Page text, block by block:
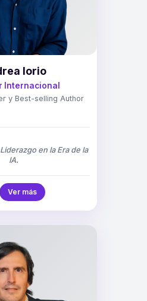
Iorio
Internacional
y Best-selling Author
en la Era de la
IA.
Ver más